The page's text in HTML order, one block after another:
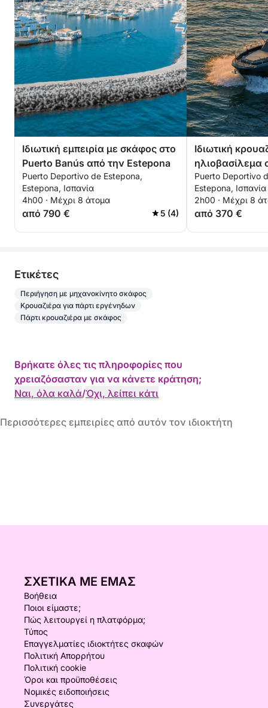
Ιδιωτική εμπειρία με σκάφος στο
Puerto Banús από την Estepona
Puerto Deportivo de Estepona,
Estepona, Ισπανία
4h00 · Μέχρι 8 άτομα
από 790 € 5 (4)
Ιδιωτική
ηλιοβασίλεμα
δωρεάν κάβα
Puerto Deportivo
Estepona, Ισπανία
2h00 · Μέχρι 8
από 370 €
Eτικέτες
Περιήγηση με μηχανοκίνητο σκάφος
Κρουαζιέρα για πάρτι εργένηδων
Πάρτι κρουαζιέρα με σκάφος
Βρήκατε όλες τις πληροφορίες που
χρειαζόσασταν για να κάνετε κράτηση;
Ναι, όλα καλά/Όχι, λείπει κάτι
Περισσότερες εμπειρίες από αυτόν τον ιδιοκτήτη
ΣΧΕΤΙΚΆ ΜΕ ΕΜΆΣ
Βοήθεια
Ποιοι είμαστε;
Πώς λειτουργεί η πλατφόρμα;
Τύπος
Επαγγελματίες ιδιοκτήτες σκαφών
Πολιτική Απορρήτου
Πολιτική cookie
Όροι και προϋποθέσεις
Νομικές ειδοποιήσεις
Συνεργάτες